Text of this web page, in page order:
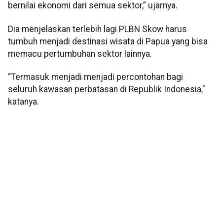
bernilai ekonomi dari semua sektor,” ujarnya.
Dia menjelaskan terlebih lagi PLBN Skow harus
tumbuh menjadi destinasi wisata di Papua yang bisa
memacu pertumbuhan sektor lainnya.
“Termasuk menjadi menjadi percontohan bagi
seluruh kawasan perbatasan di Republik Indonesia,"
katanya.